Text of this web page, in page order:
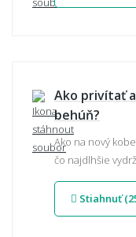
Ako privítať
behúň?
Ako na nový
čo najdlhšie
Stiahnuť